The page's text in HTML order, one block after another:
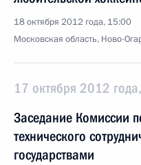
18 октября 2012 года, 15:00
Московская область, Ново-
17 октября 2012
Заседание Комиссии
технического
государствами